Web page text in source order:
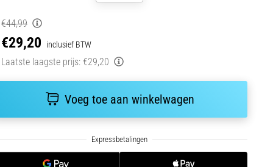
€44,99
€29,20 inclusief BTW
Laatste laagste prijs: €29,20
Voeg toe aan winkelwagen